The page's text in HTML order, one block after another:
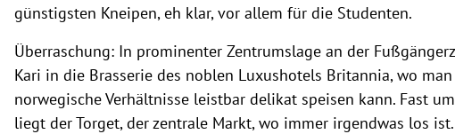
günstigsten Kneipen, eh klar, vor allem für die Studenten.
Überraschung: In prominenter Zentrumslage an der
Kari in die Brasserie des noblen Luxushotels Britannia, wo
norwegische Verhältnisse leistbar delikat speisen kann. Fast
liegt der Torget, der zentrale Markt, wo immer irgendwas los